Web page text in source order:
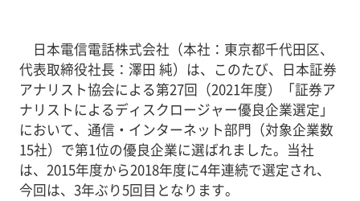
日本電信電話株式会社（本社：東京都千代田区、
代表取締役社長：澤田 純）は、このたび、日本証券
アナリスト協会による第27回（2021年度）「証券ア
ナリストによるディスクロージャー優良企業選定」
において、通信・インターネット部門（対象企業数
15社）で第1位の優良企業に選ばれました。当社
は、2015年度から2018年度に4年連続で選定され、
今回は、3年ぶり5回目となります。